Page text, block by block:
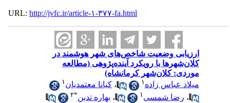
URL: http://jvfc.ir/article-۱-۳۷۷-fa.html
ارزیابی وضعیت شاخص‌های شهر هوشمند در
کلان‌شهرها با رویکرد آینده‌پژوهی (مطالعه
موردی: کلان‌شهر کرمانشاه)
میلاد عباس زاده ۱ ،کیانا معتمدیان ۱
، رضا شمسی ۱ ، بهاره تدین*۲